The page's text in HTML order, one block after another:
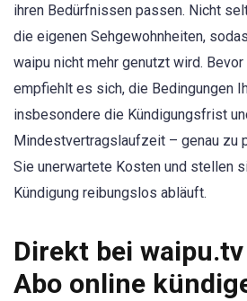
ihren Bedürfnissen passen. Nicht
die eigenen Sehgewohnheiten,
waipu nicht mehr genutzt wird. Bevor
empfiehlt es sich, die Bedingungen
insbesondere die Kündigungsfrist
Mindestvertragslaufzeit – genau zu
Sie unerwartete Kosten und stellen
Kündigung reibungslos abläuft.
Direkt bei
Abo online